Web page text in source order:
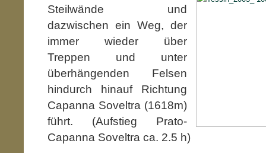
Steilwände und
dazwischen ein Weg, der
immer wieder über
Treppen und unter
überhängenden Felsen
hindurch hinauf Richtung
Capanna Soveltra (1618m)
führt. (Aufstieg Prato-
Capanna Soveltra ca. 2.5 h)